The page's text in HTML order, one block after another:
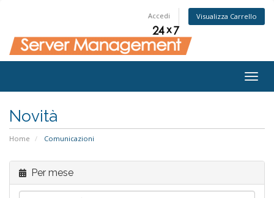
Accedi Visualizza Carrello
Novità
Home Comunicazioni
Per mese